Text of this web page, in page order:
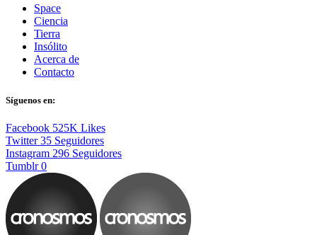
Space
Ciencia
Tierra
Insólito
Acerca de
Contacto
Síguenos en:
Facebook 525K Likes
Twitter 35 Seguidores
Instagram 296 Seguidores
Tumblr 0